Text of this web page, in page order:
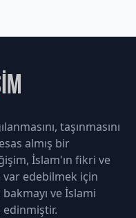
taşınmasını
almış bir
İslam'ın fikri ve
edebilmek için
ve İslami
edinmiştir.